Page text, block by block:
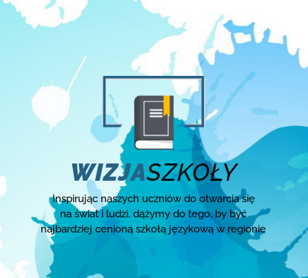
WIZJASZKOŁY
Inspirując naszych uczniów do otwarcia się
na świat i ludzi, dążymy do tego, by być
najbardziej cenioną szkołą językową w regionie